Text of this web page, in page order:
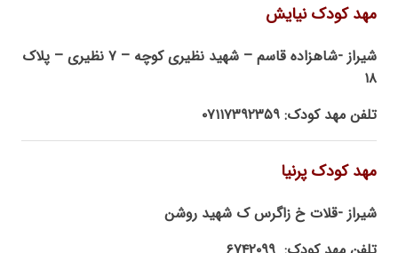
مهد کودک نیایش
شیراز -شاهزاده قاسم – شهید نظیری کوچه – ۷ نظیری – پلاک
۱۸
تلفن مهد کودک: ۰۷۱۱۷۳۹۲۳۵۹
مهد کودک پرنیا
شیراز -قلات خ زاگرس ک شهید روشن